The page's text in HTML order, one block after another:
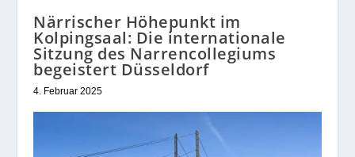
Närrischer Höhepunkt im
Kolpingsaal: Die internationale
Sitzung des Narrencollegiums
begeistert Düsseldorf
4. Februar 2025